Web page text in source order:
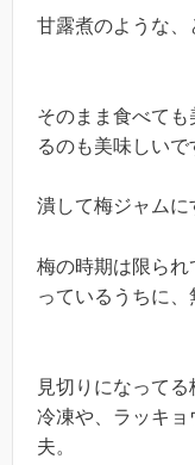
甘露煮のような、
そのまま食べて
るのも美味しいで
潰して梅ジャムに
梅の時期は限ら
っているうちに、
見切りになってる
冷凍や、ラッキ
夫。